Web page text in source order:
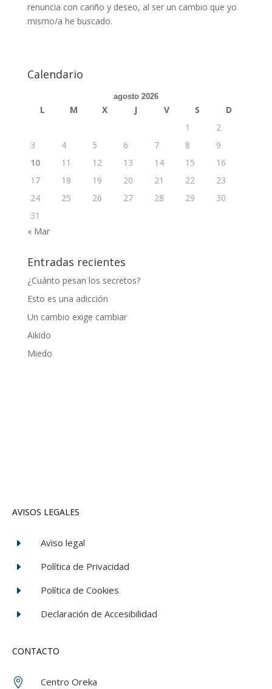
renuncia con cariño y deseo, al ser un cambio que yo
mismo/a he buscado.
Calendario
agosto 2026
L M X J V S
D
1
2
3
4 5 6 7 8
9
10
11 12 13 14 15
16
17
18 19 20 21 22
23
24
25 26 27 28 29
30
31
« Mar
Entradas recientes
¿Cuánto pesan los secretos?
Esto es una adicción
Un cambio exige cambiar
Aikido
Miedo
AVISOS LEGALES
E
Aviso legal
E
Política de Privacidad
E
Política de Cookies
E
Declaración de Accesibilidad
CONTACTO
 Centro Oreka